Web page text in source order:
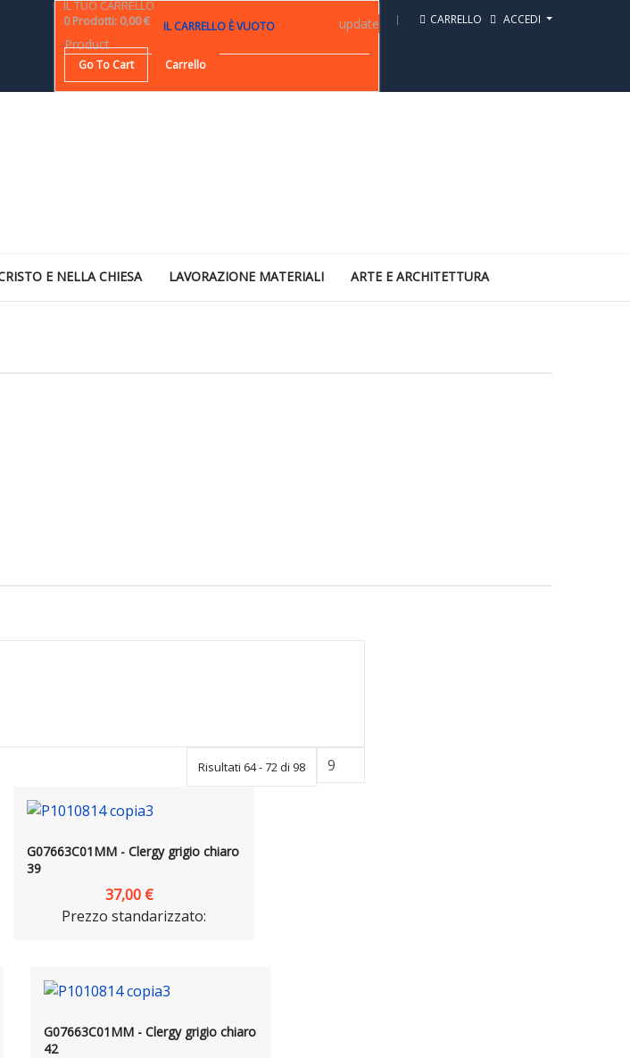
CARRELLO ACCEDI
IL TUO CARRELLO
0 Prodotti: 0,00 € IL CARRELLO È VUOTO
Product
update
Go To Cart Carrello
E NELLA CHIESA LAVORAZIONE MATERIALI ARTE E ARCHITETTURA
Risultati 64 - 72 di 98
G07663C01MM - Clergy grigio chiaro
39
37,00 €
Prezzo standarizzato:
G07663C01MM - Clergy grigio chiaro
42